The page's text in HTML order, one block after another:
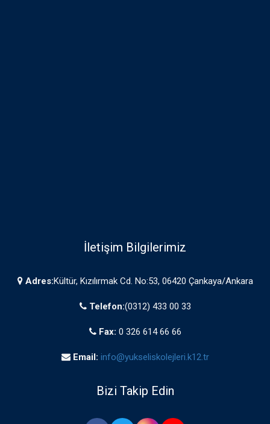
İletişim Bilgilerimiz
Adres:Kültür, Kızılırmak Cd. No:53, 06420 Çankaya/Ankara
Telefon:(0312) 433 00 33
Fax: 0 326 614 66 66
Email: info@yukseliskolejleri.k12.tr
Bizi Takip Edin